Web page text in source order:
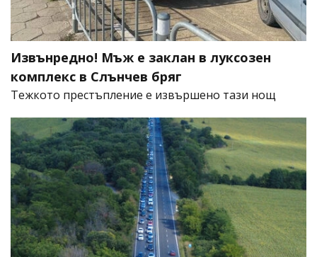
Извънредно! Мъж е заклан в луксозен
комплекс в Слънчев бряг
​Тежкото престъпление е извършено тази нощ